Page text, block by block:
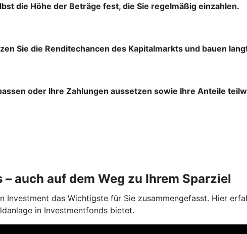
die Höhe der Beträge fest, die Sie regelmäßig einzahlen.
Sie die Renditechancen des Kapitalmarkts und bauen
oder Ihre Zahlungen aussetzen sowie Ihre Anteile
auch auf dem Weg zu Ihrem Sparziel
Investment das Wichtigste für Sie zusammengefasst. Hier
in Investmentfonds bietet.